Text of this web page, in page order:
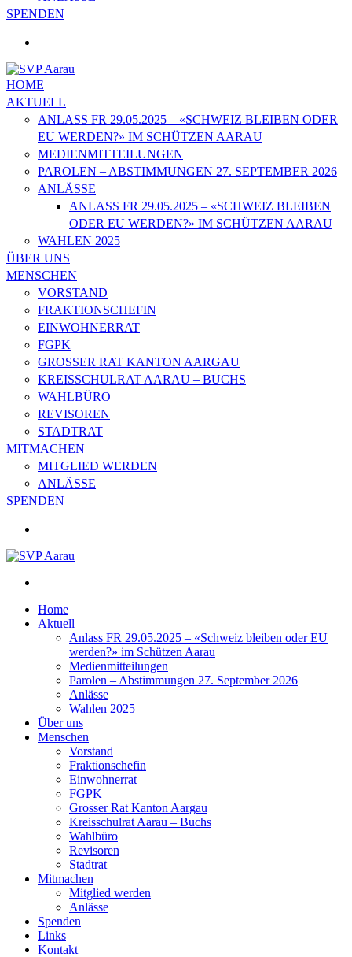
SPENDEN
HOME
AKTUELL
ANLASS FR 29.05.2025 – «SCHWEIZ BLEIBEN ODER
EU WERDEN?» IM SCHÜTZEN AARAU
MEDIENMITTEILUNGEN
PAROLEN – ABSTIMMUNGEN 27. SEPTEMBER 2026
ANLÄSSE
ANLASS FR 29.05.2025 – «SCHWEIZ BLEIBEN
ODER EU WERDEN?» IM SCHÜTZEN AARAU
WAHLEN 2025
ÜBER UNS
MENSCHEN
VORSTAND
FRAKTIONSCHEFIN
EINWOHNERRAT
FGPK
GROSSER RAT KANTON AARGAU
KREISSCHULRAT AARAU – BUCHS
WAHLBÜRO
REVISOREN
STADTRAT
MITMACHEN
MITGLIED WERDEN
ANLÄSSE
SPENDEN
Home
Aktuell
Anlass FR 29.05.2025 – «Schweiz bleiben oder EU
werden?» im Schützen Aarau
Medienmitteilungen
Parolen – Abstimmungen 27. September 2026
Anlässe
Wahlen 2025
Über uns
Menschen
Vorstand
Fraktionschefin
Einwohnerrat
FGPK
Grosser Rat Kanton Aargau
Kreisschulrat Aarau – Buchs
Wahlbüro
Revisoren
Stadtrat
Mitmachen
Mitglied werden
Anlässe
Spenden
Links
Kontakt